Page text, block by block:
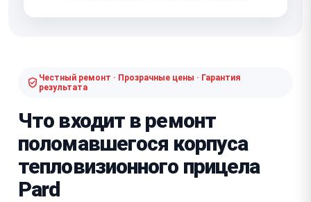
Честный ремонт · Прозрачные цены · Гарантия
результата
Что входит в ремонт
поломавшегося корпуса
тепловизионного прицела
Pard